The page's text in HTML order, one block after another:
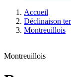
Accueil
Déclinaison
Montreuillois
Montreuillois